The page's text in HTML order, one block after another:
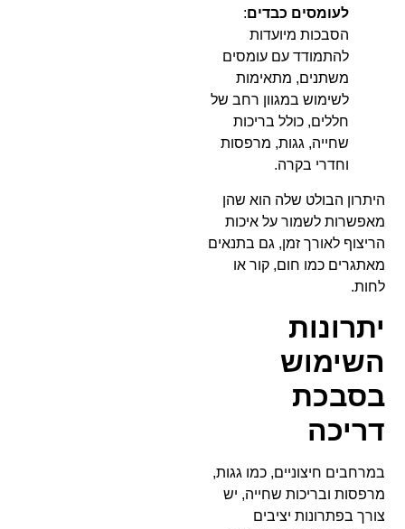
לעומסים כבדים:
הסבכות מיועדות
להתמודד עם עומסים
משתנים, מתאימות
לשימוש במגוון רחב של
חללים, כולל בריכות
שחייה, גגות, מרפסות
וחדרי בקרה.
היתרון הבולט שלה הוא שהן
מאפשרות לשמור על איכות
הריצוף לאורך זמן, גם בתנאים
מאתגרים כמו חום, קור או
לחות.
יתרונות
השימוש
בסבכת
דריכה
במרחבים חיצוניים, כמו גגות,
מרפסות ובריכות שחייה, יש
צורך בפתרונות יציבים